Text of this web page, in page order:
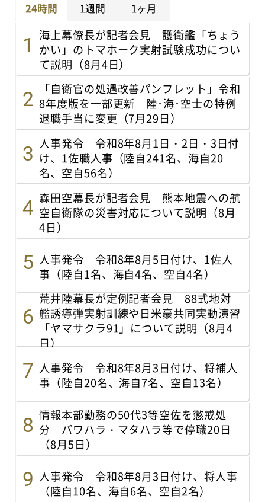
24時間 1週間 1ヶ月
海上幕僚長が記者会見 護衛艦「ちょう
かい」のトマホーク実射試験成功につい
て説明（8月4日）
「自衛官の処遇改善パンフレット」令和
8年度版を一部更新 陸･海･空士の特例
退職手当に変更（7月29日）
人事発令 令和8年8月1日・2日・3日付
け、1佐職人事（陸自241名、海自20
名、空自56名）
森田空幕長が記者会見 熊本地震への航
空自衛隊の災害対応について説明（8月
4日）
人事発令 令和8年8月5日付け、1佐人
事（陸自1名、海自4名、空自4名）
荒井陸幕長が定例記者会見 88式地対
艦誘導弾実射訓練や日米豪共同実動演習
「ヤマサクラ91」について説明（8月4
日）
人事発令 令和8年8月3日付け、将補人
事（陸自20名、海自7名、空自13名）
情報本部勤務の50代3等空佐を懲戒処
分 パワハラ・マタハラ等で停職20日
（8月5日）
人事発令 令和8年8月3日付け、将人事
（陸自10名、海自6名、空自2名）